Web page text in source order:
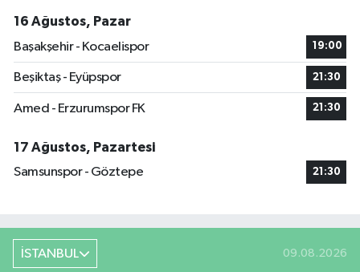
16 Ağustos, Pazar
Başakşehir - Kocaelispor
19:00
Beşiktaş - Eyüpspor 21:30
Amed - Erzurumspor FK 21:30
17 Ağustos, Pazartesi
Samsunspor - Göztepe
21:30
İSTANBUL 09.08.2026